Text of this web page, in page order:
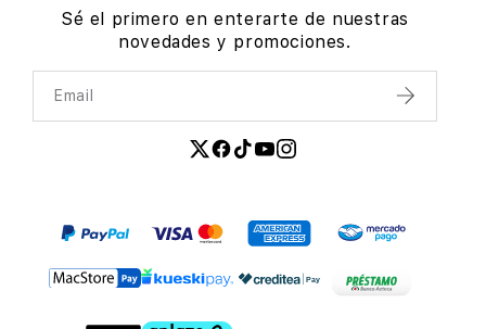
Sé el primero en enterarte de nuestras
novedades y promociones.
Email